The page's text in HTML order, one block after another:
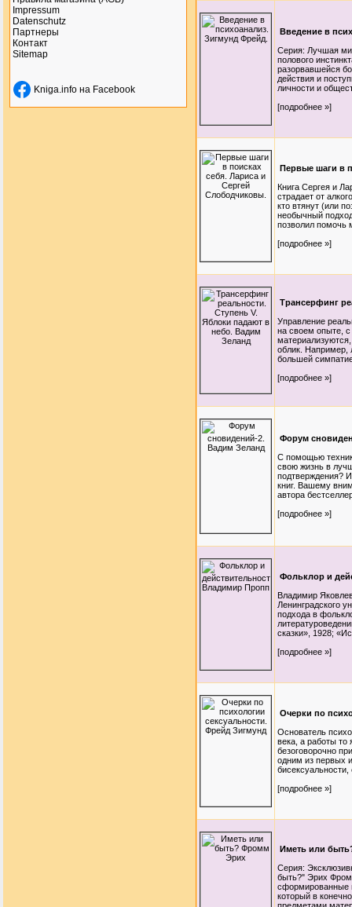
Impressum
Datenschutz
Партнеры
Контакт
Sitemap
Kniga.info на Facebook
Введение в
Серия: Лучшая
полового
разорвавшейся
действия и
личности и
[подробнее »]
Первые шаги в
Книга Сергея и
страдает от
кто втянут (или
необычный
позволил помочь
[подробнее »]
Трансерфинг
Управление
на своем опыте,
облик. Например,
большей
[подробнее »]
Форум
С помощью
свою жизнь в
подтверждения?
книг. Вашему
автора
[подробнее »]
Фольклор и
Владимир
Ленинградского
подхода в
сказки», 1928;
[подробнее »]
Очерки по
Основатель
века, а работы то
безоговорочно
одним из первых
[подробнее »]
Иметь или
Серия:
быть?" Эрих
сформированные
который в